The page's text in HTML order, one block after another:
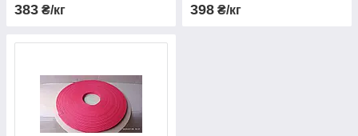
350-CI
383 ₴/кг
гідрофобізуючим ефектом
398 ₴/кг